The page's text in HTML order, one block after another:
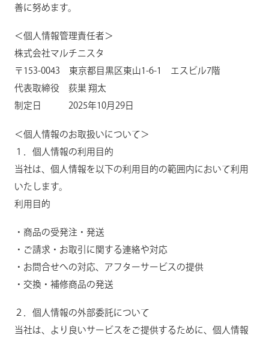
善に努めます。
＜個人情報管理責任者＞
株式会社マルチニスタ
〒153-0043 東京都目黒区東山1-6-1 エスビル7階
代表取締役 荻巣 翔太
制定日 2025年10月29日
＜個人情報のお取扱いについて＞
１．個人情報の利用目的
当社は、個人情報を以下の利用目的の範囲内において利用
いたします。
利用目的
・商品の受発注・発送
・ご請求・お取引に関する連絡や対応
・お問合せへの対応、アフターサービスの提供
・交換・補修商品の発送
２．個人情報の外部委託について
当社は、より良いサービスをご提供するために、個人情報